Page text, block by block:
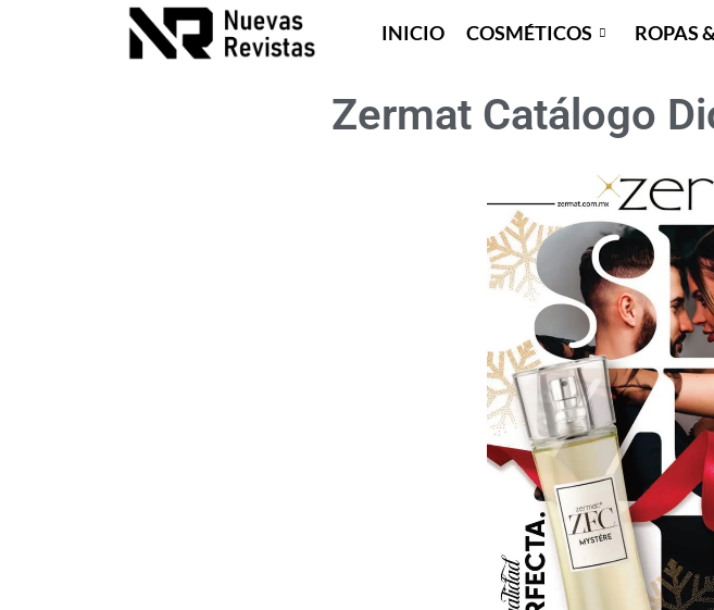
INICIO COSMÉTICOS ROPAS
Zermat Catálogo